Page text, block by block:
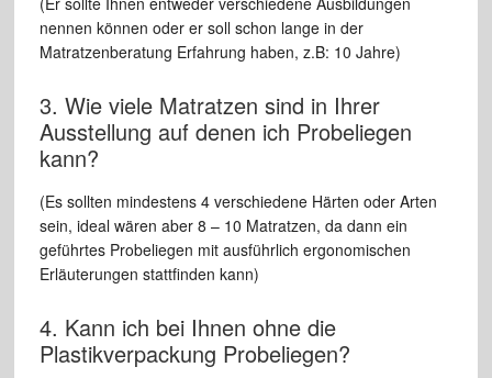
nennen können oder er soll schon lange in der
Matratzenberatung Erfahrung haben, z.B: 10 Jahre)
3. Wie viele Matratzen sind in Ihrer
Ausstellung auf denen ich Probeliegen
kann?
(Es sollten mindestens 4 verschiedene Härten oder Arten
sein, ideal wären aber 8 – 10 Matratzen, da dann ein
geführtes Probeliegen mit ausführlich ergonomischen
Erläuterungen stattfinden kann)
4. Kann ich bei Ihnen ohne die
Plastikverpackung Probeliegen?